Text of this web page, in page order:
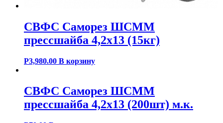
СВФС Саморез ШСММ
прессшайба 4,2х13 (15кг)
Р3,980.00 В корзину
СВФС Саморез ШСММ
прессшайба 4,2х13 (200шт) м.к.